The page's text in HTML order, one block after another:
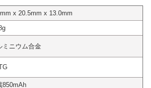
x 20.5mm x 13.0mm
ミニウム合金
850mAh